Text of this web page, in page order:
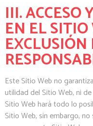
III. ACCESO
EN EL
Este Sitio Web no
utilidad del Sitio Web, ni
Sitio Web hará todo lo
Sitio Web, sin embargo,